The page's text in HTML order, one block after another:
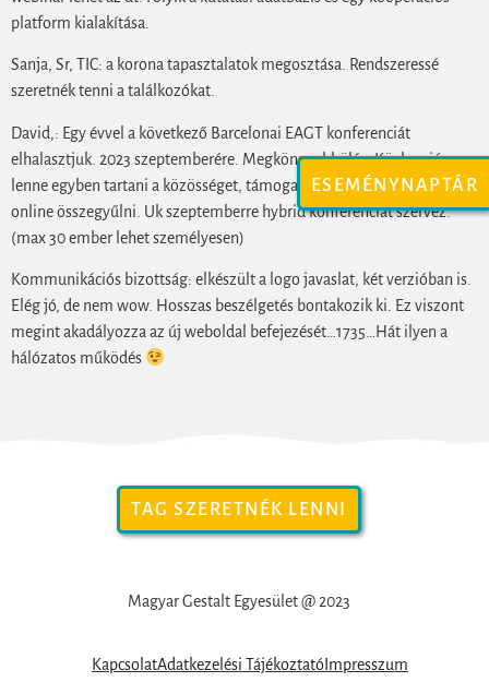
ESEMÉNYNAPTÁR
platform kialakítása.
Sanja, Sr, TIC: a korona tapasztalatok megosztása. Rendszeressé
szeretnék tenni a találkozókat.
David,: Egy évvel a következő Barcelonai EAGT konferenciát
elhalasztjuk. 2023 szeptemberére. Megkönnyebbülés. Közben jó
lenne egyben tartani a közösséget, támogatni legalább fél napra akár
online összegyűlni. Uk szeptemberre hybrid konferenciát szervez.
(max 30 ember lehet személyesen)
Kommunikációs bizottság: elkészült a logo javaslat, két verzióban is.
Elég jó, de nem wow. Hosszas beszélgetés bontakozik ki. Ez viszont
megint akadályozza az új weboldal befejezését…1735…Hát ilyen a
hálózatos működés
TAG SZERETNÉK LENNI
Magyar Gestalt Egyesület @ 2023
KapcsolatAdatkezelési Tájékoztató Impresszum